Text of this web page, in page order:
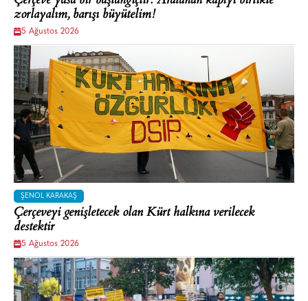
zorlayalım, barışı büyütelim!
5 Ağustos 2026
ŞENOL KARAKAŞ
Çerçeveyi genişletecek olan Kürt halkına verilecek
destektir
5 Ağustos 2026